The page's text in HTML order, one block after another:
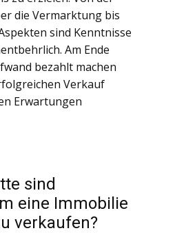
die Vermarktung bis
sind Kenntnisse
Am Ende
bezahlt machen
Verkauf
Erwartungen
sind
eine Immobilie
verkaufen?